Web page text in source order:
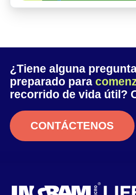
¿Tiene alguna
preparado para
recorrido de vida útil?
CONTÁCTENOS